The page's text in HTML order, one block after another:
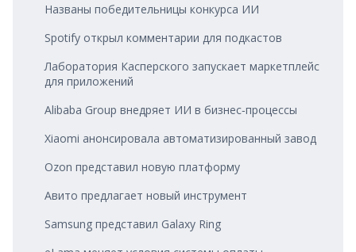
Названы победительницы конкурса ИИ
Spotify открыл комментарии для подкастов
Лаборатория Касперского запускает маркетплейс
для приложений
Alibaba Group внедряет ИИ в бизнес‑процессы
Xiaomi анонсировала автоматизированный завод
Ozon представил новую платформу
Авито предлагает новый инструмент
Samsung представил Galaxy Ring